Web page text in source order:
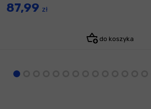
87,99 zł
do koszyka